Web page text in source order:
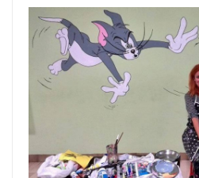
zehrina